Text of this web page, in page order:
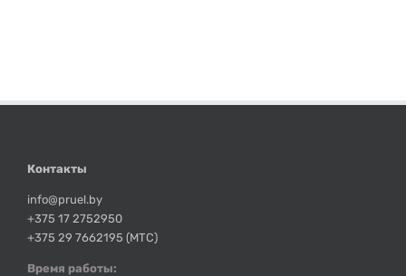
Контакты
info@pruel.by
+375 17 2752950
+375 29 7662195 (МТС)
Время работы: